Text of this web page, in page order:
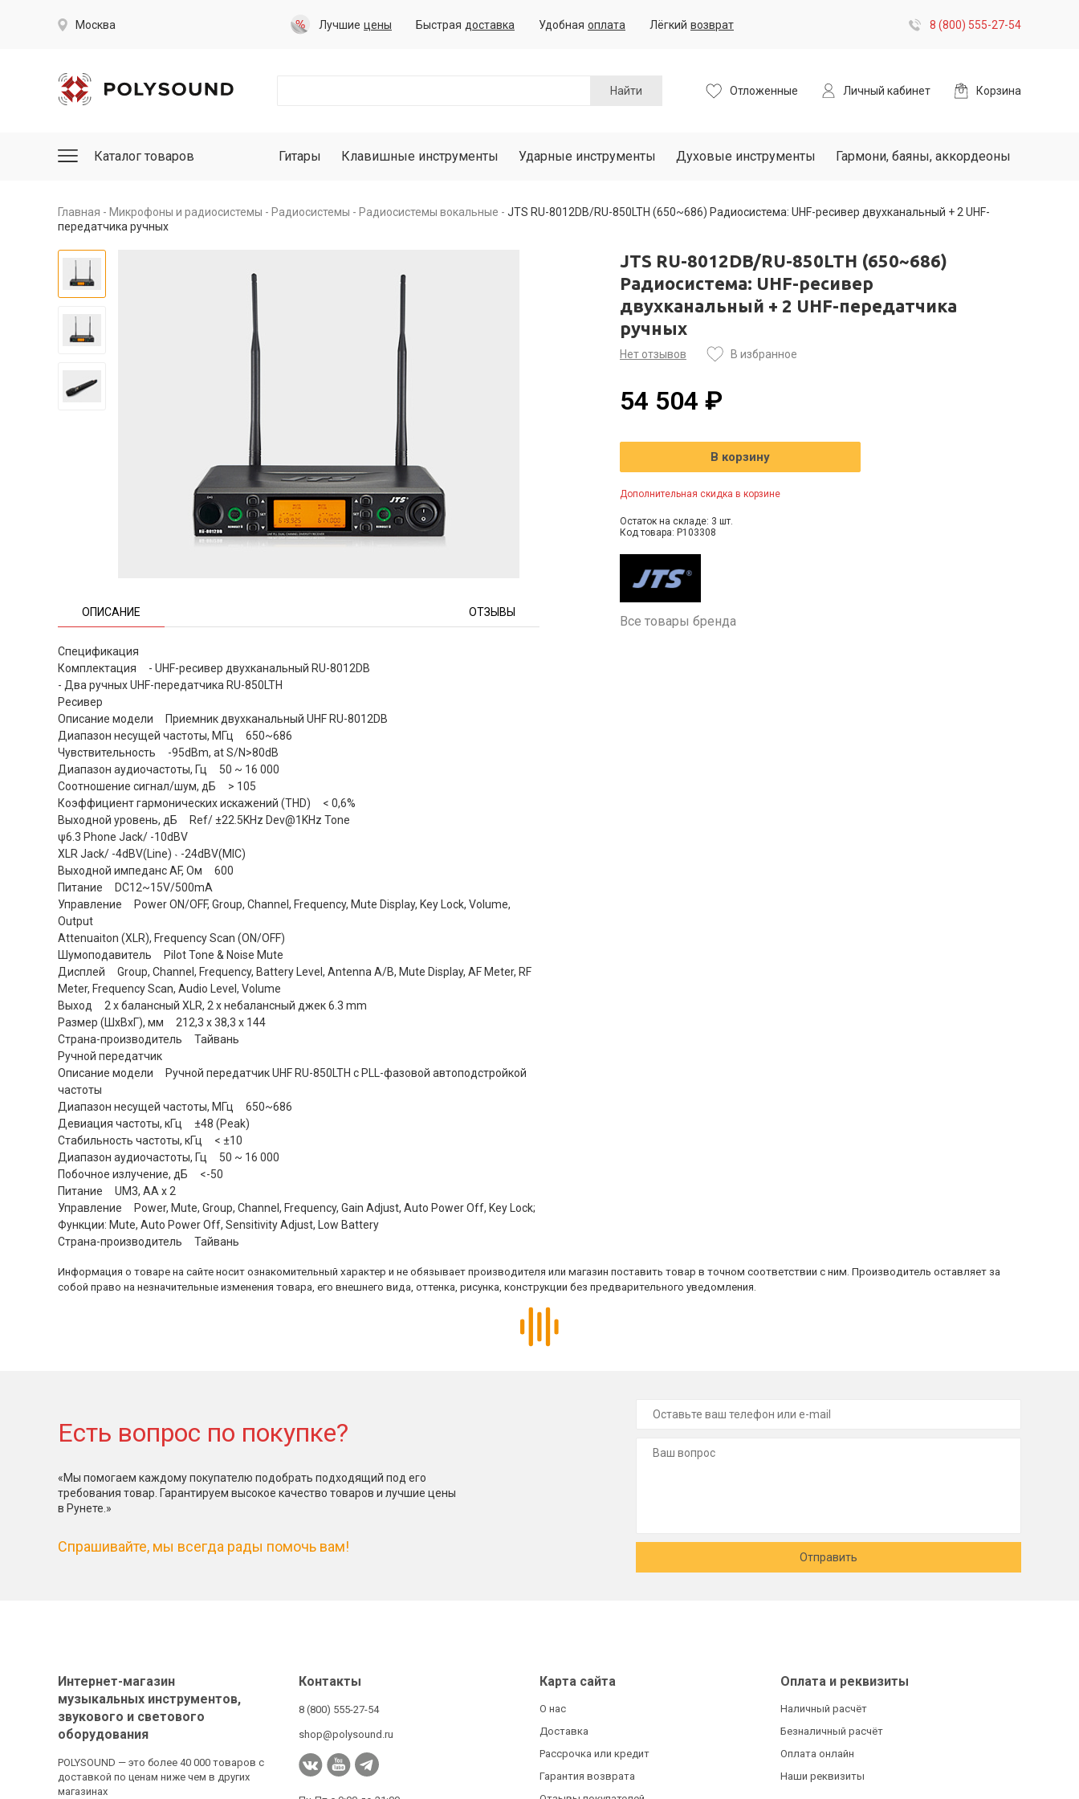
Москва Лучшие цены Быстрая доставка Удобная оплата Лёгкий возврат 8 (800) 555-27-54
Найти Отложенные Личный кабинет Корзина
Каталог товаров Гитары Клавишные инструменты Ударные инструменты Духовые инструменты Гармони, баяны, аккордеоны
Главная Микрофоны и радиосистемы Радиосистемы Радиосистемы вокальные
JTS RU-8012DB/RU-850LTH (650~686) Радиосистема: UHF-ресивер двухканальный + 2 UHF-
передатчика ручных
ОПИСАНИЕ ОТЗЫВЫ
Спецификация
Комплектация - UHF-ресивер двухканальный RU-8012DB
- Два ручных UHF-передатчика RU-850LTH
Ресивер
Описание модели Приемник двухканальный UHF RU-8012DB
Диапазон несущей частоты, МГц 650~686
Чувствительность -95dBm, at S/N>80dB
Диапазон аудиочастоты, Гц 50 ~ 16 000
Соотношение сигнал/шум, дБ > 105
Коэффициент гармонических искажений (THD) < 0,6%
Выходной уровень, дБ Ref/ ±22.5KHz Dev@1KHz Tone
ψ6.3 Phone Jack/ -10dBV
XLR Jack/ -4dBV(Line) ˴ -24dBV(MIC)
Выходной импеданс AF, Ом 600
Питание DC12~15V/500mA
Управление Power ON/OFF, Group, Channel, Frequency, Mute Display, Key Lock, Volume,
Output
Attenuaiton (XLR), Frequency Scan (ON/OFF)
Шумоподавитель Pilot Tone & Noise Mute
Дисплей Group, Channel, Frequency, Battery Level, Antenna A/B, Mute Display, AF Meter, RF
Meter, Frequency Scan, Audio Level, Volume
Выход 2 x балансный XLR, 2 x небалансный джек 6.3 mm
Размер (ШхВхГ), мм 212,3 х 38,3 х 144
Страна-производитель Тайвань
Ручной передатчик
Описание модели Ручной передатчик UHF RU-850LTH с PLL-фазовой автоподстройкой
частоты
Диапазон несущей частоты, МГц 650~686
Девиация частоты, кГц ±48 (Peak)
Стабильность частоты, кГц < ±10
Диапазон аудиочастоты, Гц 50 ~ 16 000
Побочное излучение, дБ <-50
Питание UM3, AA x 2
Управление Power, Mute, Group, Channel, Frequency, Gain Adjust, Auto Power Off, Key Lock;
Функции: Mute, Auto Power Off, Sensitivity Adjust, Low Battery
Страна-производитель Тайвань
JTS RU-8012DB/RU-850LTH (650~686)
Радиосистема: UHF-ресивер
двухканальный + 2 UHF-передатчика
ручных
Нет отзывов В избранное
54 504 ₽
В корзину
Дополнительная скидка в корзине
Остаток на складе: 3 шт.
Код товара: P103308
Все товары бренда
Информация о товаре на сайте носит ознакомительный характер и не обязывает производителя или магазин поставить товар в точном соответствии с ним. Производитель оставляет за
собой право на незначительные изменения товара, его внешнего вида, оттенка, рисунка, конструкции без предварительного уведомления.
Есть вопрос по покупке?
«Мы помогаем каждому покупателю подобрать подходящий под его
требования товар. Гарантируем высокое качество товаров и лучшие цены
в Рунете.»
Спрашивайте, мы всегда рады помочь вам!
Отправить
Интернет-магазин
музыкальных инструментов,
звукового и светового
оборудования
POLYSOUND — это более 40 000 товаров с
доставкой по ценам ниже чем в других
магазинах
Контакты
8 (800) 555-27-54
shop@polysound.ru
Карта сайта
О нас
Доставка
Рассрочка или кредит
Гарантия возврата
Оплата и реквизиты
Наличный расчёт
Безналичный расчёт
Оплата онлайн
Наши реквизиты